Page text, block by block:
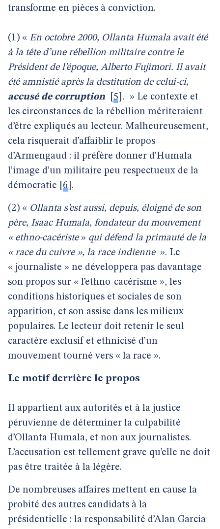
transforme en pièces à conviction.
(1) « En octobre 2000, Ollanta Humala avait été
à la tête d’une rébellion militaire contre le
Président de l’époque, Alberto Fujimori. Il avait
été amnistié après la destitution de celui-ci,
accusé de corruption
5 . » Le contexte et
les circonstances de la rébellion mériteraient
d’être expliqués au lecteur. Malheureusement,
cela risquerait d’affaiblir le propos
d’Armengaud : il préfère donner d’Humala
l’image d’un militaire peu respectueux de la
démocratie
6 .
(2) « Ollanta s’est aussi, depuis, éloigné de son
père, Isaac Humala, fondateur du mouvement
« ethno-cacériste» qui défend la primauté de la
« race du cuivre », la race indienne ». Le
« journaliste » ne développera pas davantage
son propos sur « l’ethno-cacérisme », les
conditions historiques et sociales de son
apparition, et son assise dans les milieux
populaires. Le lecteur doit retenir le seul
caractère exclusif et ethnicisé d’un
mouvement tourné vers « la race ».
Le motif derrière le propos
Il appartient aux autorités et à la justice
péruvienne de déterminer la culpabilité
d’Ollanta Humala, et non aux journalistes.
L’accusation est tellement grave qu’elle ne doit
pas être traitée à la légère.
De nombreuses affaires mettent en cause la
probité des autres candidats à la
présidentielle : la responsabilité d’Alan Garcia